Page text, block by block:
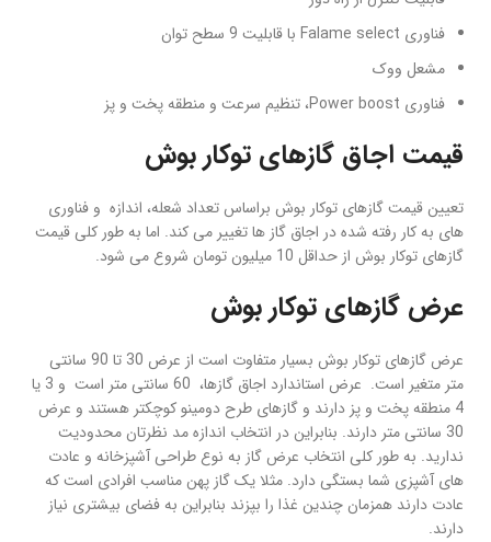
فناوری Falame select با قابلیت 9 سطح توان
مشعل ووک
فناوری Power boost، تنظیم سرعت و منطقه پخت و پز
قیمت اجاق گازهای توکار بوش
تعیین قیمت گازهای توکار بوش براساس تعداد شعله، اندازه و فناوری
های به کار رفته شده در اجاق گاز ها تغییر می کند. اما به طور کلی قیمت
گازهای توکار بوش از حداقل 10 میلیون تومان شروع می شود.
عرض گازهای توکار بوش
عرض گازهای توکار بوش بسیار متفاوت است از عرض 30 تا 90 سانتی
متر متغیر است. عرض استاندارد اجاق گازها، 60 سانتی متر است و 3 یا
4 منطقه پخت و پز دارند و گازهای طرح دومینو کوچکتر هستند و عرض
30 سانتی متر دارند. بنابراین در انتخاب اندازه مد نظرتان محدودیت
ندارید. به طور کلی انتخاب عرض گاز به نوع طراحی آشپزخانه و عادت
های آشپزی شما بستگی دارد. مثلا یک گاز پهن مناسب افرادی است که
عادت دارند همزمان چندین غذا را بپزند بنابراین به فضای بیشتری نیاز
دارند.